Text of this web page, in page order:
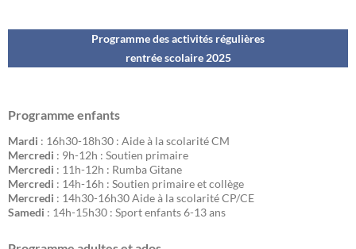
Programme des activités régulières
rentrée scolaire 2025
Programme enfants
Mardi : 16h30-18h30 : Aide à la scolarité CM
Mercredi : 9h-12h : Soutien primaire
Mercredi : 11h-12h : Rumba Gitane
Mercredi : 14h-16h : Soutien primaire et collège
Mercredi : 14h30-16h30 Aide à la scolarité CP/CE
Samedi : 14h-15h30 : Sport enfants 6-13 ans